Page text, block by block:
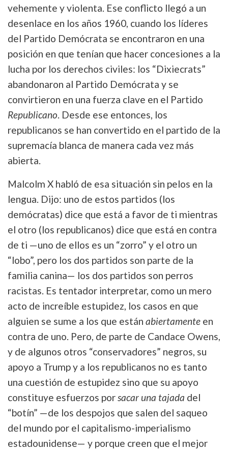
vehemente y violenta. Ese conflicto llegó a un
desenlace en los años 1960, cuando los líderes
del Partido Demócrata se encontraron en una
posición en que tenían que hacer concesiones a la
lucha por los derechos civiles: los “Dixiecrats”
abandonaron al Partido Demócrata y se
convirtieron en una fuerza clave en el Partido
Republicano. Desde ese entonces, los
republicanos se han convertido en el partido de la
supremacía blanca de manera cada vez más
abierta.
Malcolm X habló de esa situación sin pelos en la
lengua. Dijo: uno de estos partidos (los
demócratas) dice que está a favor de ti mientras
el otro (los republicanos) dice que está en contra
de ti —uno de ellos es un “zorro” y el otro un
“lobo”, pero los dos partidos son parte de la
familia canina— los dos partidos son perros
racistas. Es tentador interpretar, como un mero
acto de increíble estupidez, los casos en que
alguien se sume a los que están abiertamente en
contra de uno. Pero, de parte de Candace Owens,
y de algunos otros “conservadores” negros, su
apoyo a Trump y a los republicanos no es tanto
una cuestión de estupidez sino que su apoyo
constituye esfuerzos porsacar una tajada del
“botín” —de los despojos que salen del saqueo
del mundo por el capitalismo-imperialismo
estadounidense— y porque creen que el mejor